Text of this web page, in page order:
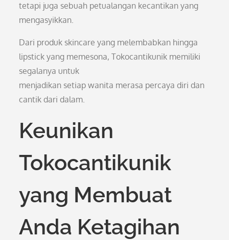
tetapi juga sebuah petualangan kecantikan yang
mengasyikkan.
Dari produk skincare yang melembabkan hingga
lipstick yang memesona, Tokocantikunik memiliki
segalanya untuk
menjadikan setiap wanita merasa percaya diri dan
cantik dari dalam.
Keunikan
Tokocantikunik
yang Membuat
Anda Ketagihan